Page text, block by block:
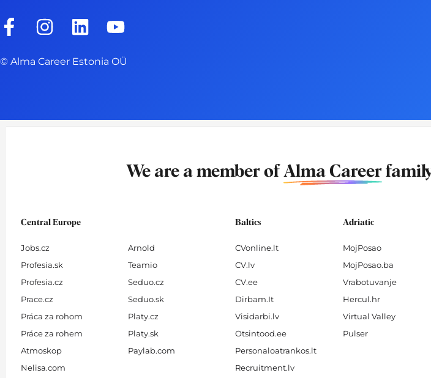
F
c
o
I
s
g
L
n
d
Y
u
b
© Alma Career Estonia OÜ
We are a member of Alma Career
Central Europe
Jobs.cz
Profesia.sk
Profesia.cz
Prace.cz
Práca za rohom
Práce za rohem
Atmoskop
Nelisa.com
Arnold
Teamio
Seduo.cz
Seduo.sk
Platy.cz
Platy.sk
Paylab.com
Baltics
CVonline.lt
CV.lv
CV.ee
Dirbam.It
Visidarbi.lv
Otsintood.ee
Personaloatrankos.lt
Recruitment.lv
Adriatic
MojPosao
MojPosao.ba
Vrabotuvanje
Hercul.hr
Virtual Valley
Pulser